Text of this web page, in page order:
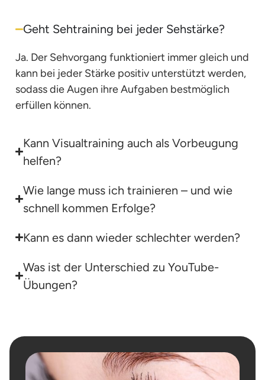
Geht Sehtraining bei jeder Sehstärke?
Ja. Der Sehvorgang funktioniert immer gleich und
kann bei jeder Stärke positiv unterstützt werden,
sodass die Augen ihre Aufgaben bestmöglich
erfüllen können.
Kann Visualtraining auch als Vorbeugung
helfen?
Wie lange muss ich trainieren – und wie
schnell kommen Erfolge?
Kann es dann wieder schlechter werden?
Was ist der Unterschied zu YouTube-
Übungen?